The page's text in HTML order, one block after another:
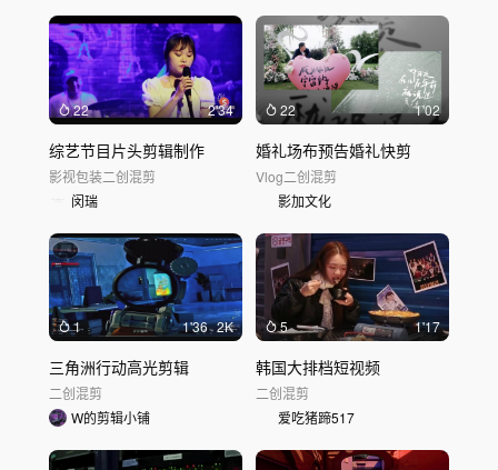
22 2'34
综艺节目片头剪辑制作
影视包装二创混剪
闵瑞
22 1'02
婚礼场布预告婚礼快剪
Vlog二创混剪
影加文化
1 1'36 2K
三角洲行动高光剪辑
二创混剪
W的剪辑小铺
5 1'17
韩国大排档短视频
二创混剪
爱吃猪蹄517